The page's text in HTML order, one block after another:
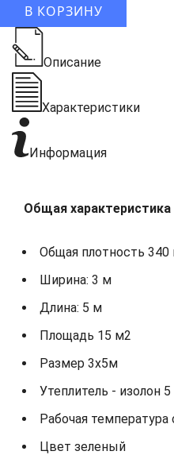
В КОРЗИНУ
Описание
Характеристики
Информация
Общая характеристика
Общая плотность 340
Ширина: 3 м
Длина: 5 м
Площадь 15 м2
Размер 3х5м
Утеплитель - изолон
Рабочая температура
Цвет зеленый